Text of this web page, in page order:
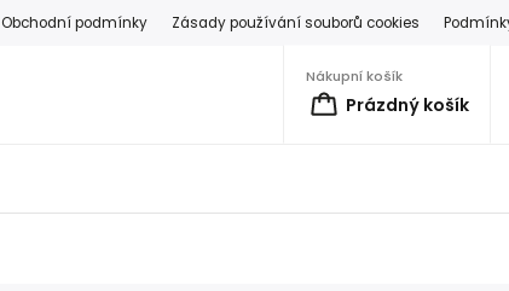
Obchodní podmínky Zásady používání souborů cookies
Nákupní košík
Prázdný košík